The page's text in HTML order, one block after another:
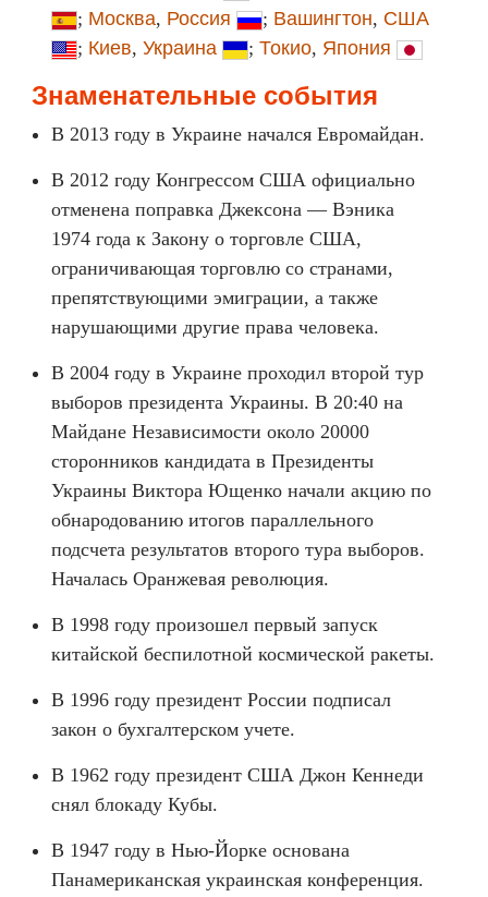
; Москва, Россия ; Вашингтон, США
; Киев, Украина ; Токио, Япония
Знаменательные события
В 2013 году в Украине начался Евромайдан.
В 2012 году Конгрессом США официально
отменена поправка Джексона — Вэника
1974 года к Закону о торговле США,
ограничивающая торговлю со странами,
препятствующими эмиграции, а также
нарушающими другие права человека.
В 2004 году в Украине проходил второй тур
выборов президента Украины. В 20:40 на
Майдане Независимости около 20000
сторонников кандидата в Президенты
Украины Виктора Ющенко начали акцию по
обнародованию итогов параллельного
подсчета результатов второго тура выборов.
Началась Оранжевая революция.
В 1998 году произошел первый запуск
китайской беспилотной космической ракеты.
В 1996 году президент России подписал
закон о бухгалтерском учете.
В 1962 году президент США Джон Кеннеди
снял блокаду Кубы.
В 1947 году в Нью-Йорке основана
Панамериканская украинская конференция.